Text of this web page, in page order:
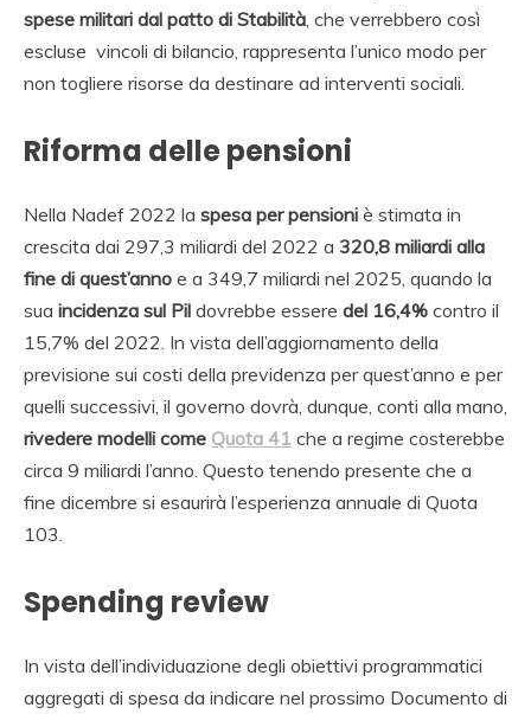
spese militari dal patto di Stabilità , che verrebbero così
escluse vincoli di bilancio, rappresenta l’unico modo per
non togliere risorse da destinare ad interventi sociali.
Riforma delle pensioni
Nella Nadef 2022 la spesa per pensioni è stimata in
crescita dai 297,3 miliardi del 2022 a 320,8 miliardi alla
fine di quest’anno e a 349,7 miliardi nel 2025, quando la
sua incidenza sul Pil dovrebbe essere del 16,4% contro il
15,7% del 2022. In vista dell’aggiornamento della
previsione sui costi della previdenza per quest’anno e per
quelli successivi, il governo dovrà, dunque, conti alla mano,
rivedere modelli come Quota 41 che a regime costerebbe
circa 9 miliardi l’anno. Questo tenendo presente che a
fine dicembre si esaurirà l’esperienza annuale di Quota
103.
Spending review
In vista dell’individuazione degli obiettivi programmatici
aggregati di spesa da indicare nel prossimo Documento di